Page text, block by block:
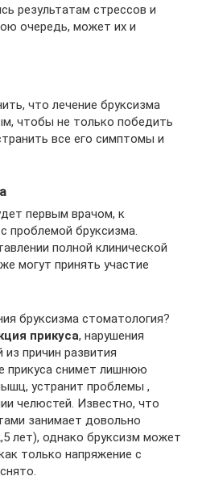
результатам стрессов и
очередь, может их и
что лечение бруксизма
чтобы не только победить
все его симптомы и
первым врачом, к
проблемой бруксизма.
полной клинической
могут принять участие
бруксизма стоматология?
прикуса, нарушения
причин развития
прикуса снимет лишнюю
устранит проблемы ,
челюстей. Известно, что
занимает довольно
лет), однако бруксизм может
только напряжение с